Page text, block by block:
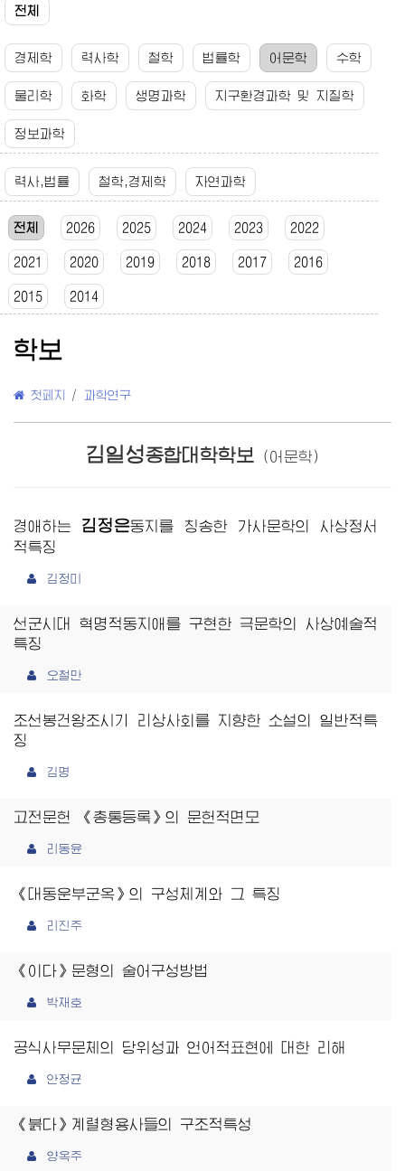
전체
경제학 력사학 철학 법률학 어문학 수학
물리학 화학 생명과학 지구환경과학 및 지질학
정보과학
력사,법률 철학,경제학 자연과학
전체 2026 2025 2024 2023 2022
2021 2020 2019 2018 2017 2016
2015 2014
학보
첫페지 / 과학연구
김일성종합대학학보 (어문학)
경애하는 김정은동지를 칭송한 가사문학의 사상정서
적특징
김정미
선군시대 혁명적동지애를 구현한 극문학의 사상예술적
특징
오철만
조선봉건왕조시기 리상사회를 지향한 소설의 일반적특
징
김명
고전문헌 《총통등록》의 문헌적면모
리동윤
《대동운부군옥》의 구성체계와 그 특징
리진주
《이다》문형의 술어구성방법
박재호
공식사무문체의 당위성과 언어적표현에 대한 리해
안정균
《붉다》계렬형용사들의 구조적특성
양옥주